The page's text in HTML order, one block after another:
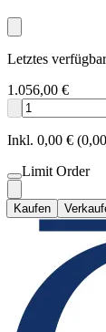
Letztes
1.056,00 €
Inkl. 0,00 €
Limit Order
Kaufen